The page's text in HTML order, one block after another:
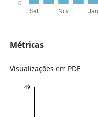
Métricas
Visualizações em PDF
49